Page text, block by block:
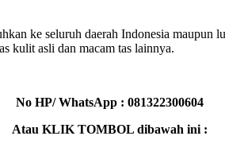
ke seluruh daerah Indonesia maupun
kulit asli dan macam tas lainnya.
No HP/ WhatsApp : 081322300604
Atau KLIK TOMBOL dibawah ini :